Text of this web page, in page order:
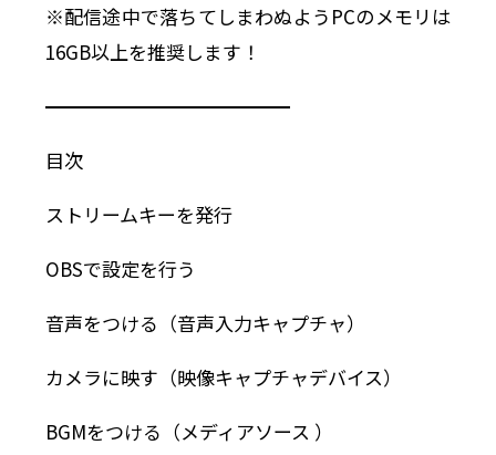
※配信途中で落ちてしまわぬようPCのメモリは
16GB以上を推奨します！
━━━━━━━━━━━━━
目次
ストリームキーを発行
OBSで設定を行う
音声をつける（音声入力キャプチャ）
カメラに映す（映像キャプチャデバイス）
BGMをつける（メディアソース ）